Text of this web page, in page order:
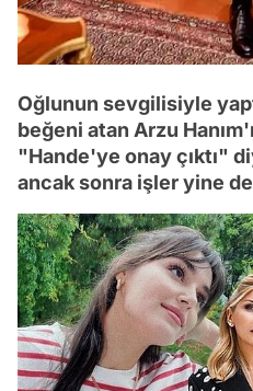
Oğlunun sevgilisiyle
beğeni atan Arzu
"Hande'ye onay çıktı"
ancak sonra işler yine